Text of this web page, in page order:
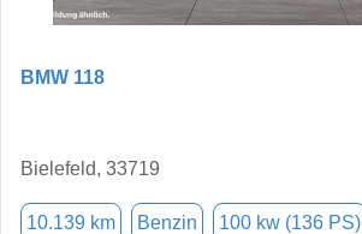
BMW 118
Bielefeld, 33719
10.139 km Benzin 100 kw (136 PS)